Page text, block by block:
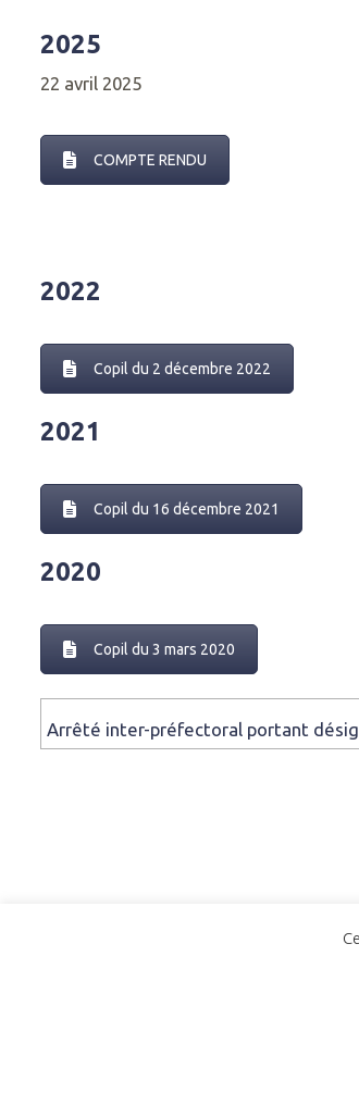
50
89
QUIBERON.FR
2025
22 avril 2025
COMPTE RENDU
2022
Copil du 2 décembre 2022
2021
Copil du 16 décembre 2021
2020
Copil du 3 mars 2020
Arrêté inter-préfectoral portant